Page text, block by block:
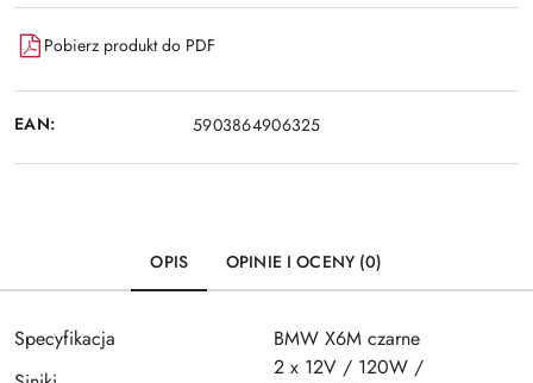
Pobierz produkt do PDF
EAN: 5903864906325
OPIS OPINIE I OCENY (0)
Specyfikacja
BMW X6M czarne
2 x 12V / 120W /